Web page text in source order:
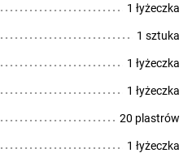
1 łyżeczka
1 sztuka
1 łyżeczka
1 łyżeczka
20 plastrów
1 łyżeczka